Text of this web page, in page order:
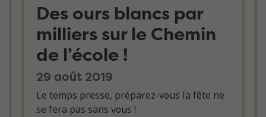
Des ours blancs par
milliers sur le Chemin
de l’école !
29 août 2019
Le temps presse, préparez-vous la fête ne
se fera pas sans vous !